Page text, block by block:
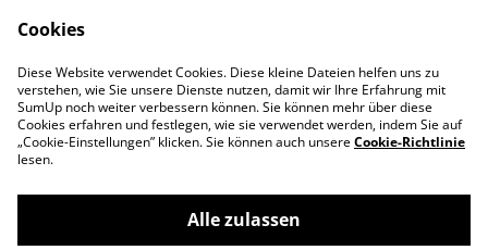
AGB - Designleistungen
Cookies
Diese Website verwendet Cookies. Diese kleine Dateien helfen uns zu
verstehen, wie Sie unsere Dienste nutzen, damit wir Ihre Erfahrung mit
SumUp noch weiter verbessern können. Sie können mehr über diese
Cookies erfahren und festlegen, wie sie verwendet werden, indem Sie auf
„Cookie-Einstellungen” klicken. Sie können auch unsereCookie-Richtlinie
lesen.
Alle zulassen